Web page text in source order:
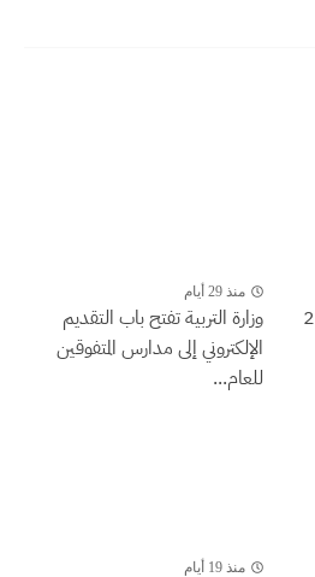
منذ 29 أيام
وزارة التربية تفتح باب التقديم
الإلكتروني إلى مدارس المتفوقين
للعام...
منذ 19 أيام